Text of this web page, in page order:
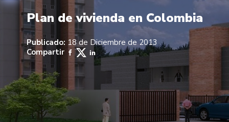
Plan de vivienda en Colombia
Publicado: 18 de Diciembre de 2013
Compartir